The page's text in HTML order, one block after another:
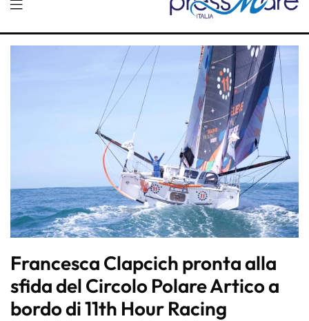
Francesca Clapcich pronta alla
sfida del Circolo Polare Artico a
bordo di 11th Hour Racing